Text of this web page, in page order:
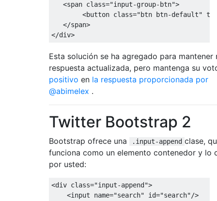
<span class="input-group-btn">
<button class="btn btn-default"
</span>
</div>
Esta solución se ha agregado para mantener
respuesta actualizada, pero mantenga su
positivo en la respuesta proporcionada por
@abimelex .
Twitter Bootstrap 2
Bootstrap ofrece una .input-append clase,
funciona como un elemento contenedor y lo
por usted:
<div class="input-append">
<input
name="search" id="search"/>